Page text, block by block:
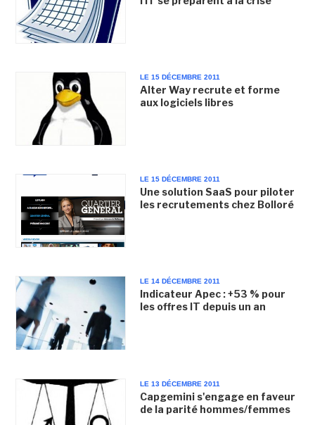
LE 15 DÉCEMBRE 2011
Alter Way recrute et forme
aux logiciels libres
LE 15 DÉCEMBRE 2011
Une solution SaaS pour piloter
les recrutements chez Bolloré
LE 14 DÉCEMBRE 2011
Indicateur Apec : +53 % pour
les offres IT depuis un an
LE 13 DÉCEMBRE 2011
Capgemini s'engage en faveur
de la parité hommes/femmes